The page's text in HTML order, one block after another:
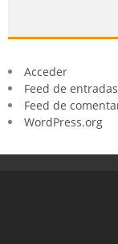
Acceder
Feed de entradas
Feed de
WordPress.org